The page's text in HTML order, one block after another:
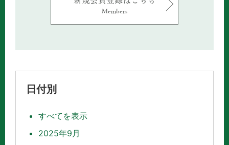
Members
日付別
すべてを表示
2025年9月